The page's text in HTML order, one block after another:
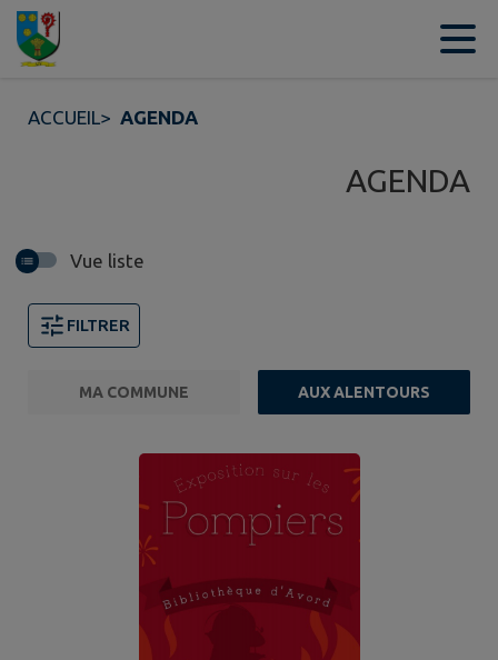
Contenu
ACCUEIL> AGENDA
AGENDA
Vue liste
FILTRER
MA COMMUNE AUX ALENTOURS